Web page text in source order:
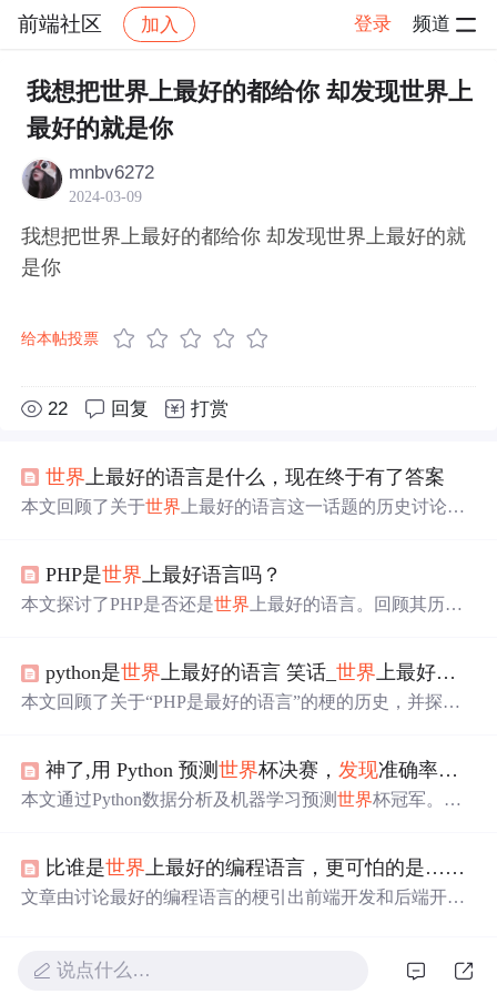
前端社区 加入 登录 频道
社区 前端社区 感慨 帖子详情
我想把世界上最好的都给你 却发现世界上
最好的就是你
mnbv6272
2024-03-09
我想把世界上最好的都给你 却发现世界上最好的就
是你
给本帖投票
22 回复 打赏
世界 上最好的语言是什么，现在终于有了答案
本文回顾了关于世界 上最好的语言这一话题的历史讨论，
得出结论：PHP被戏称为世界上最好的语言。
PHP是世界 上最好语言吗？
本文探讨了PHP是否还是世界 上最好的语言。回顾其历
程和请求处理方式上的特点；还对比了PHP7和PHP5的性
能，探讨了数组底层实现及扩展开发的利弊。
python是世界上最好的语言 笑话_世界上最好的语言是什么，现在终于有了答案...
本文回顾了关于“PHP是最好的语言”的梗的历史，并探讨
的喜爱。
神了,用 Python 预测世界杯决赛，发现准确率还挺高
本文通过Python数据分析及机器学习预测世界杯冠军。利
比谁是世界上最好的编程语言，更可怕的是……
文章由讨论最好的编程语言的梗引出前端开发和后端开发
习。讨论中大家认为前端麻烦、技术换代快，后端复杂、
说点什么…